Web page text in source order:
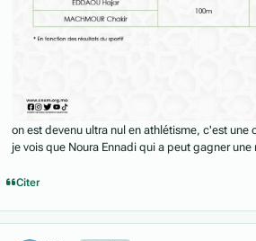
on est devenu ultra nul en athlétisme, c'est une
je vois que Noura Ennadi qui a peut gagner
Citer